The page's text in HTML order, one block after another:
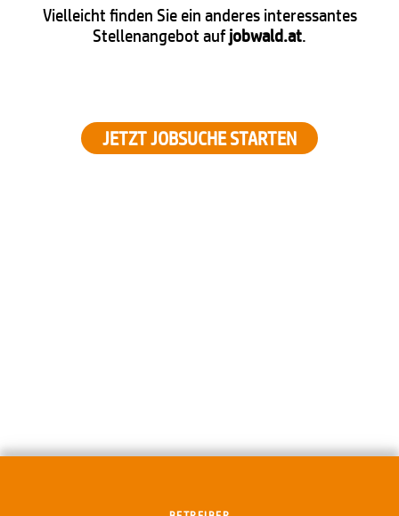
Vielleicht finden Sie ein anderes interessantes
Stellenangebot aufjobwald.at.
JETZT JOBSUCHE STARTEN